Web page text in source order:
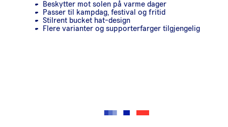
Beskytter mot solen på varme dager
Passer til kampdag, festival og fritid
Stilrent bucket hat-design
Flere varianter og supporterfarger tilgjengelig